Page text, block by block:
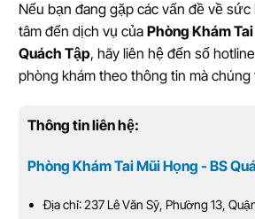
Nếu bạn đang gặp các vấn đề về
tâm đến dịch vụ của Phòng Khám
Quách Tập, hãy liên hệ đến số
phòng khám theo thông tin mà chúng
Thông tin liên hệ:
Phòng Khám Tai Mũi Họng - BS
Địa chỉ: 237 Lê Văn Sỹ, Phường 13,